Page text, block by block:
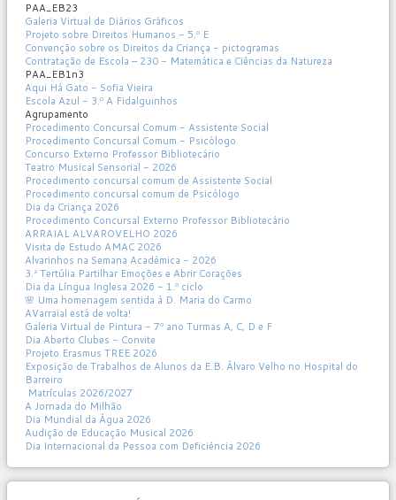
PAA_EB23
Galeria Virtual de Diários Gráficos
Projeto sobre Direitos Humanos - 5.º E
Convenção sobre os Direitos da Criança - pictogramas
Contratação de Escola – 230 - Matemática e Ciências da Natureza
PAA_EB1n3
Aqui Há Gato - Sofia Vieira
Escola Azul - 3.º A Fidalguinhos
Agrupamento
Procedimento Concursal Comum - Assistente Social
Procedimento Concursal Comum - Psicólogo
Concurso Externo Professor Bibliotecário
Teatro Musical Sensorial - 2026
Procedimento concursal comum de Assistente Social
Procedimento concursal comum de Psicólogo
Dia da Criança 2026
Procedimento Concursal Externo Professor Bibliotecário
ARRAIAL ALVAROVELHO 2026
Visita de Estudo AMAC 2026
Alvarinhos na Semana Académica - 2026
3.ª Tertúlia Partilhar Emoções e Abrir Corações
Dia da Língua Inglesa 2026 - 1.º ciclo
🌸 Uma homenagem sentida à D. Maria do Carmo
AVarraial está de volta!
Galeria Virtual de Pintura - 7º ano Turmas A, C, D e F
Dia Aberto Clubes - Convite
Projeto Erasmus TREE 2026
Exposição de Trabalhos de Alunos da E.B. Álvaro Velho no Hospital do
Barreiro
Matrículas 2026/2027
A Jornada do Milhão
Dia Mundial da Água 2026
Audição de Educação Musical 2026
Dia Internacional da Pessoa com Deficiência 2026